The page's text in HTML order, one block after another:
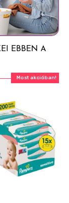
tisztít
készül
kellemes
EBBEN A
Most akcióban!